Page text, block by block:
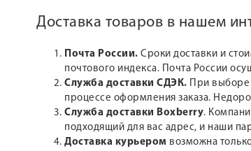
Доставка товаров в нашем
Почта России. Сроки доставки и
почтового индекса. Почта России
Служба доставки СДЭК. При выборе
процессе оформления заказа.
Служба доставки Boxberry.
подходящий для вас адрес, и наши
Доставка курьером возможна